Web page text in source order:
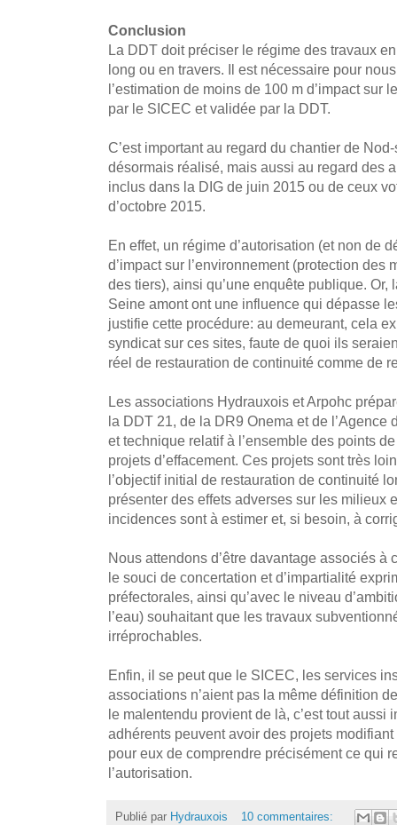
Conclusion
La DDT doit préciser le régime des travaux
long ou en travers. Il est nécessaire pour
l’estimation de moins de 100 m d’impact sur
par le SICEC et validée par la DDT.
C’est important au regard du chantier de
désormais réalisé, mais aussi au regard des
inclus dans la DIG de juin 2015 ou de ceux
d’octobre 2015.
En effet, un régime d’autorisation (et non de
d’impact sur l’environnement (protection des
des tiers), ainsi qu’une enquête publique. Or,
Seine amont ont une influence qui dépasse
justifie cette procédure: au demeurant, cela
syndicat sur ces sites, faute de quoi ils
réel de restauration de continuité comme de
Les associations Hydrauxois et Arpohc
la DDT 21, de la DR9 Onema et de l’Agence
et technique relatif à l’ensemble des points
projets d’effacement. Ces projets sont très
l’objectif initial de restauration de continuité
présenter des effets adverses sur les milieux
incidences sont à estimer et, si besoin, à
Nous attendons d’être davantage associés à
le souci de concertation et d’impartialité
préfectorales, ainsi qu’avec le niveau
l’eau) souhaitant que les travaux
irréprochables.
Enfin, il se peut que le SICEC, les services
associations n’aient pas la même définition
le malentendu provient de là, c’est tout aussi
adhérents peuvent avoir des projets
pour eux de comprendre précisément ce qui
l’autorisation.
Publié par Hydrauxois
10 commentaires: